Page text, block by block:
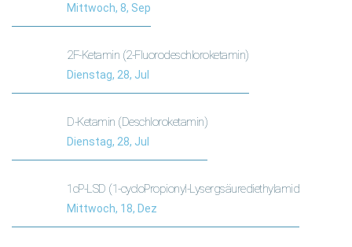
Mittwoch, 8, Sep
2F-Ketamin (2-Fluorodeschloroketamin)
Dienstag, 28, Jul
D-Ketamin (Deschloroketamin)
Dienstag, 28, Jul
1cP-LSD (1-cycloPropionyl-Lysergsäurediethylamid
Mittwoch, 18, Dez